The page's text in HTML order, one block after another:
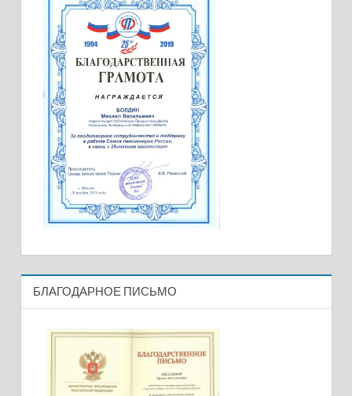
БЛАГОДАРНОЕ ПИСЬМО